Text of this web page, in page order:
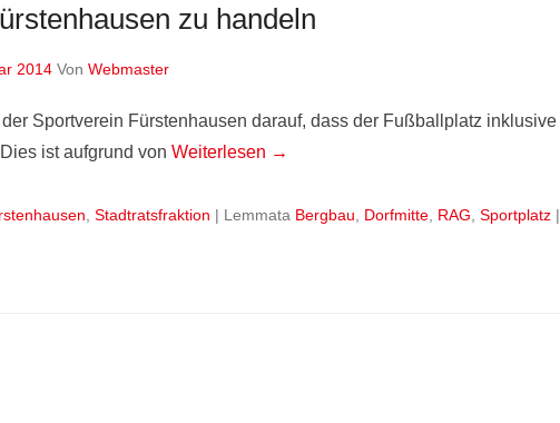
zu handeln
2014 Von Webmaster
Sportverein Fürstenhausen darauf, dass der Fußballplatz inklusive
ist aufgrund von Weiterlesen →
Stadtratsfraktion | Lemmata Bergbau Dorfmitte RAG Sportplatz |